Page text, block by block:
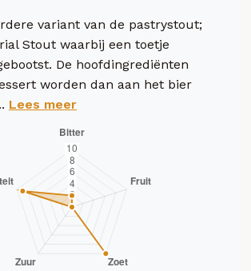
variant van de pastrystout;
Stout waarbij een toetje
De hoofdingrediënten
worden dan aan het bier
Lees meer